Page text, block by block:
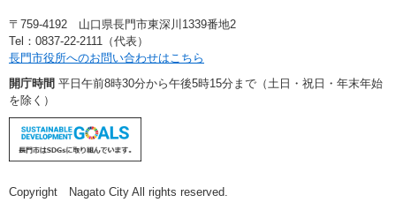
〒759-4192 山口県長門市東深川1339番地2
Tel：0837-22-2111（代表）
長門市役所へのお問い合わせはこちら
開庁時間 平日午前8時30分から午後5時15分まで（土日・祝日・年末年始
を除く）
Copyright Nagato City All rights reserved.